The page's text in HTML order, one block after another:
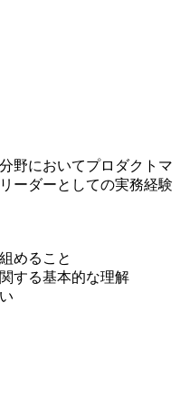
野においてプロダクトマ
ーダーとしての実務経験
めること
する基本的な理解